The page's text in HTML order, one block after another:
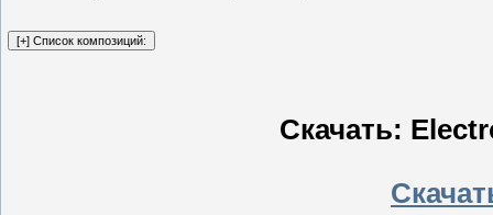
Скачать: